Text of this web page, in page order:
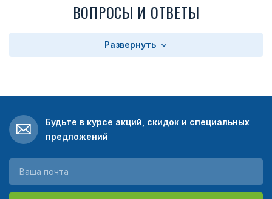
ВОПРОСЫ И ОТВЕТЫ
Развернуть
Будьте в курсе акций, скидок и специальных
предложений